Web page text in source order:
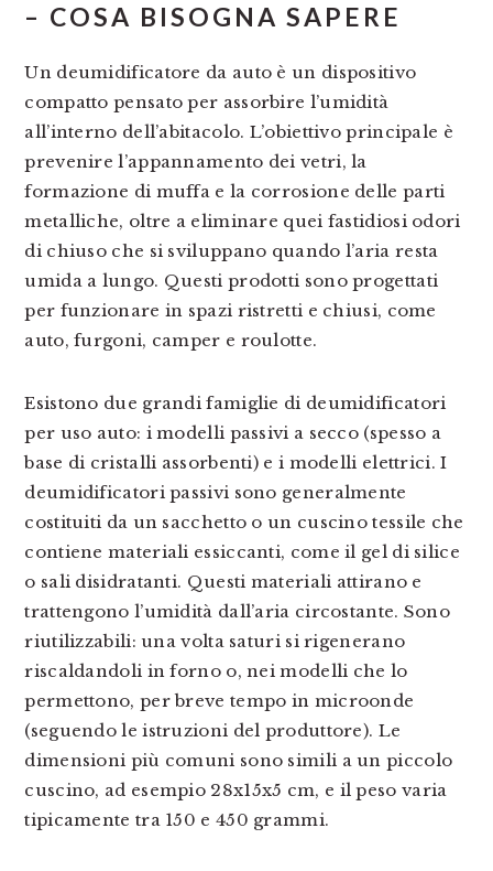
– COSA BISOGNA SAPERE
Un deumidificatore da auto è un dispositivo
compatto pensato per assorbire l’umidità
all’interno dell’abitacolo. L’obiettivo principale è
prevenire l’appannamento dei vetri, la
formazione di muffa e la corrosione delle parti
metalliche, oltre a eliminare quei fastidiosi odori
di chiuso che si sviluppano quando l’aria resta
umida a lungo. Questi prodotti sono progettati
per funzionare in spazi ristretti e chiusi, come
auto, furgoni, camper e roulotte.
Esistono due grandi famiglie di deumidificatori
per uso auto: i modelli passivi a secco (spesso a
base di cristalli assorbenti) e i modelli elettrici. I
deumidificatori passivi sono generalmente
costituiti da un sacchetto o un cuscino tessile che
contiene materiali essiccanti, come il gel di silice
o sali disidratanti. Questi materiali attirano e
trattengono l’umidità dall’aria circostante. Sono
riutilizzabili: una volta saturi si rigenerano
riscaldandoli in forno o, nei modelli che lo
permettono, per breve tempo in microonde
(seguendo le istruzioni del produttore). Le
dimensioni più comuni sono simili a un piccolo
cuscino, ad esempio 28x15x5 cm, e il peso varia
tipicamente tra 150 e 450 grammi.